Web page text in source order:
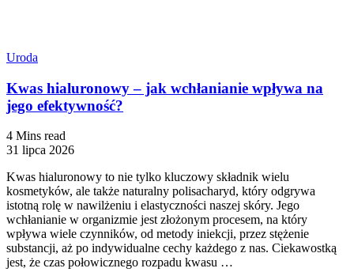
Uroda
Kwas hialuronowy – jak wchłanianie wpływa na
jego efektywność?
4 Mins read
31 lipca 2026
Kwas hialuronowy to nie tylko kluczowy składnik wielu
kosmetyków, ale także naturalny polisacharyd, który odgrywa
istotną rolę w nawilżeniu i elastyczności naszej skóry. Jego
wchłanianie w organizmie jest złożonym procesem, na który
wpływa wiele czynników, od metody iniekcji, przez stężenie
substancji, aż po indywidualne cechy każdego z nas. Ciekawostką
jest, że czas połowicznego rozpadu kwasu …